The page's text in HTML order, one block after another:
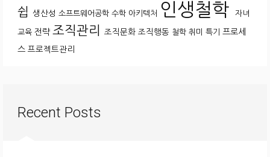
쉽 생산성 소프트웨어공학 수학 아키텍처 인생철학 자녀
교육 전략 조직관리 조직문화 조직행동 철학 취미 특기 프로세
스 프로젝트관리
Recent Posts